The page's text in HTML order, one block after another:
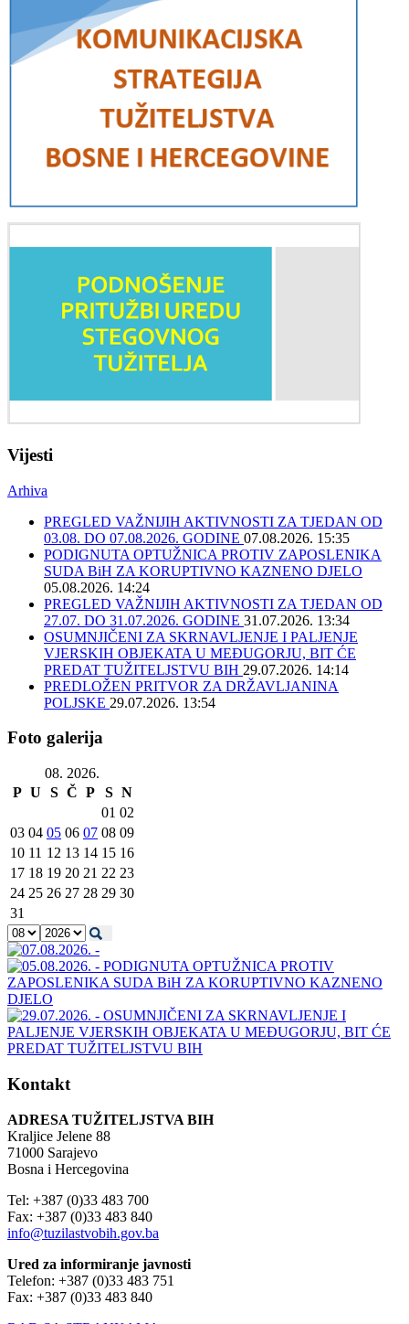
Vijesti
Arhiva
PREGLED VAŽNIJIH AKTIVNOSTI ZA TJEDAN OD
03.08. DO 07.08.2026. GODINE 07.08.2026. 15:35
PODIGNUTA OPTUŽNICA PROTIV ZAPOSLENIKA
SUDA BiH ZA KORUPTIVNO KAZNENO DJELO
05.08.2026. 14:24
PREGLED VAŽNIJIH AKTIVNOSTI ZA TJEDAN OD
27.07. DO 31.07.2026. GODINE 31.07.2026. 13:34
OSUMNJIČENI ZA SKRNAVLJENJE I PALJENJE
VJERSKIH OBJEKATA U MEĐUGORJU, BIT ĆE
PREDAT TUŽITELJSTVU BIH 29.07.2026. 14:14
PREDLOŽEN PRITVOR ZA DRŽAVLJANINA
POLJSKE 29.07.2026. 13:54
Foto galerija
08. 2026.
P U S Č P S N
01 02
03 04 05 06 07 08 09
10 11 12 13 14 15 16
17 18 19 20 21 22 23
24 25 26 27 28 29 30
31
Kontakt
ADRESA TUŽITELJSTVA BIH
Kraljice Jelene 88
71000 Sarajevo
Bosna i Hercegovina
Tel: +387 (0)33 483 700
Fax: +387 (0)33 483 840
info@tuzilastvobih.gov.ba
Ured za informiranje javnosti
Telefon: +387 (0)33 483 751
Fax: +387 (0)33 483 840